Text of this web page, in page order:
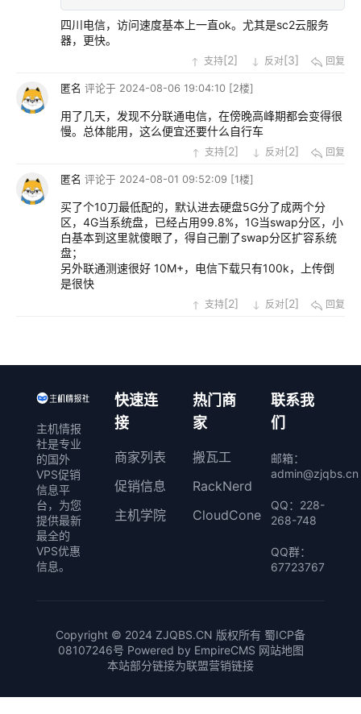
四川电信，访问速度基本上一直ok。尤其是sc2云服务
器，更快。
支持[2] 反对[3] 回复
匿名 评论于 2024-08-06 19:04:10 [2楼]
用了几天，发现不分联通电信，在傍晚高峰期都会变得很
慢。总体能用，这么便宜还要什么自行车
支持[2] 反对[2] 回复
匿名 评论于 2024-08-01 09:52:09 [1楼]
买了个10刀最低配的，默认进去硬盘5G分了成两个分
区，4G当系统盘，已经占用99.8%，1G当swap分区，小
白基本到这里就傻眼了，得自己删了swap分区扩容系统
盘；
另外联通测速很好 10M+，电信下载只有100k，上传倒
是很快
支持[2] 反对[2] 回复
主机情报
社是专业
的国外
VPS促销
信息平
台，为您
提供最新
最全的
VPS优惠
信息。
快速连
接
商家列表
促销信息
主机学院
热门商
家
搬瓦工
RackNerd
CloudCone
联系我
们
邮箱：
admin@zjqbs.cn
QQ：228-
268-748
QQ群：
67723767
Copyright © 2024 ZJQBS.CN 版权所有 蜀ICP备
08107246号 Powered by EmpireCMS 网站地图
本站部分链接为联盟营销链接